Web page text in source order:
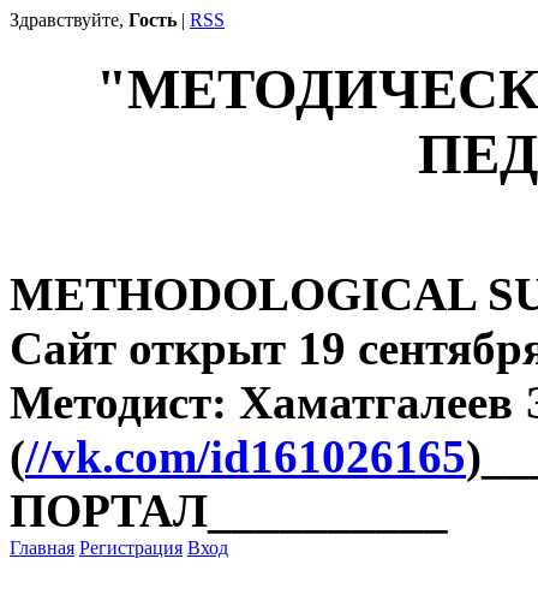
Здравствуйте, Гость | RSS
METHODOLOGICAL
Сайт открыт 19
Методист:
(//vk.com/id161026165
ПОРТАЛ__________
Главная Регистрация Вход